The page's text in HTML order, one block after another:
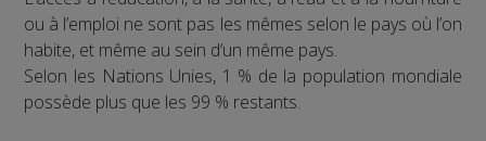
ou à l’emploi ne sont pas les mêmes selon le pays où l’on
habite, et même au sein d’un même pays.
Selon les Nations Unies, 1 % de la population mondiale
possède plus que les 99 % restants.